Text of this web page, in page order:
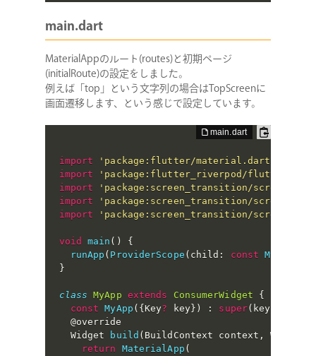
main.dart
MaterialAppのルート(routes)と初期ページ
(initialRoute)の設定をしました。
例えば「top」という文字列の場合はTopScreenに
画面遷移します、という感じで設定しています。
import 'package:flutter/material.dart'
import
'package:flutter_riverpod/
import
'package:screen_transition/screens/
import
'package:screen_transition/screens/
import
'package:screen_transition/screens/
void main ( )
{
runApp ( ProviderScope ( child : const MyApp
}
class MyApp extends ConsumerWidget
{
const
MyApp ( {Key? key} ) : super( key
  @override
  Widget
build ( BuildContext context ,
return
MaterialApp (